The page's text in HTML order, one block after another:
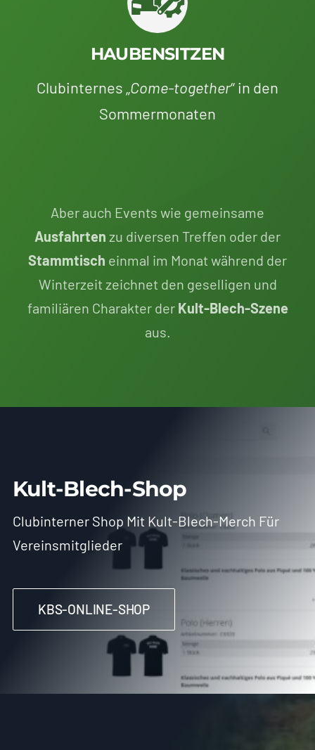
HAUBENSITZEN
Clubinternes „ Come-together“ in den
Sommermonaten
Aber auch Events wie gemeinsame
Ausfahrten zu diversen Treffen oder der
Stammtisch einmal im Monat während der
Winterzeit zeichnet den geselligen und
familiären Charakter der Kult-Blech-Szene
aus.
Kult-Blech-Shop
Clubinterner Shop Mit Kult-Blech-Merch Für
Vereinsmitglieder
KBS-ONLINE-SHOP